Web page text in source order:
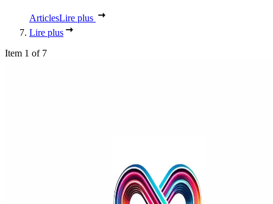
ArticlesLire plus
Lire plus
Item 1 of 7